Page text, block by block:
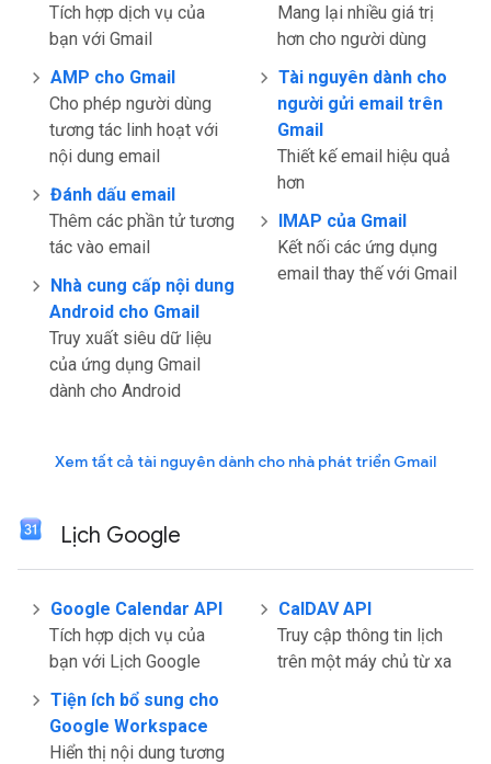
Tích hợp dịch vụ của
bạn với Gmail
AMP cho Gmail
Cho phép người dùng
tương tác linh hoạt với
nội dung email
Đánh dấu email
Thêm các phần tử tương
tác vào email
Nhà cung cấp nội dung
Android cho Gmail
Truy xuất siêu dữ liệu
của ứng dụng Gmail
dành cho Android
Mang lại nhiều giá trị
hơn cho người dùng
Tài nguyên dành cho
người gửi email trên
Gmail
Thiết kế email hiệu quả
hơn
IMAP của Gmail
Kết nối các ứng dụng
email thay thế với Gmail
Xem tất cả tài nguyên dành cho nhà phát triển Gmail
Lịch Google
Google Calendar API
Tích hợp dịch vụ của
bạn với Lịch Google
Tiện ích bổ sung cho
Google Workspace
Hiển thị nội dung tương
CalDAV API
Truy cập thông tin lịch
trên một máy chủ từ xa